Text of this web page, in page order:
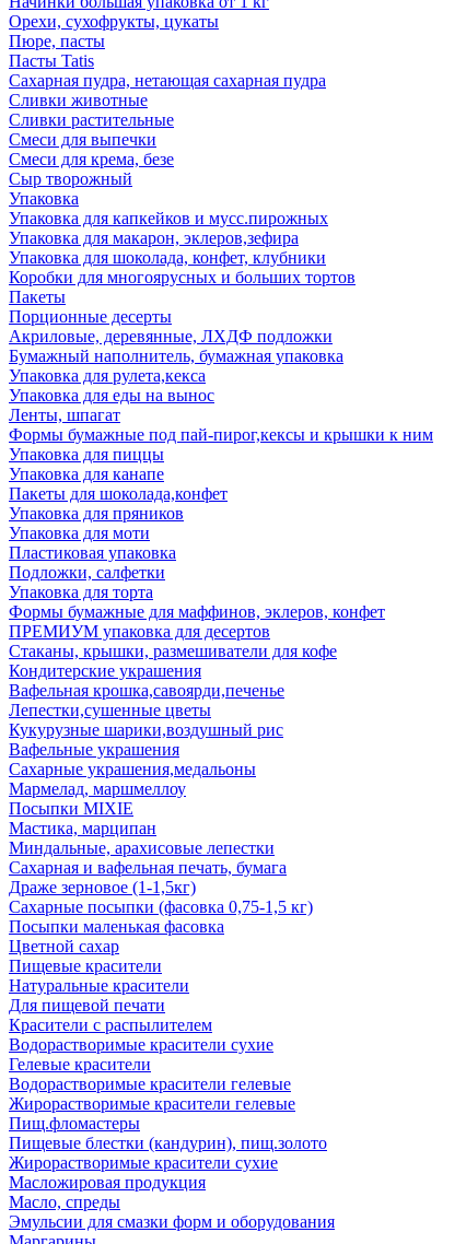
Орехи, сухофрукты, цукаты
Пюре, пасты
Пасты Tatis
Сахарная пудра, нетающая сахарная пудра
Сливки животные
Сливки растительные
Смеси для выпечки
Смеси для крема, безе
Сыр творожный
Упаковка
Упаковка для капкейков и мусс.пирожных
Упаковка для макарон, эклеров,зефира
Упаковка для шоколада, конфет, клубники
Коробки для многоярусных и больших тортов
Пакеты
Порционные десерты
Акриловые, деревянные, ЛХДФ подложки
Бумажный наполнитель, бумажная упаковка
Упаковка для рулета,кекса
Упаковка для еды на вынос
Ленты, шпагат
Формы бумажные под пай-пирог,кексы и крышки к ним
Упаковка для пиццы
Упаковка для канапе
Пакеты для шоколада,конфет
Упаковка для пряников
Упаковка для моти
Пластиковая упаковка
Подложки, салфетки
Упаковка для торта
Формы бумажные для маффинов, эклеров, конфет
ПРЕМИУМ упаковка для десертов
Стаканы, крышки, размешиватели для кофе
Кондитерские украшения
Вафельная крошка,савоярди,печенье
Лепестки,сушенные цветы
Кукурузные шарики,воздушный рис
Вафельные украшения
Сахарные украшения,медальоны
Мармелад, маршмеллоу
Посыпки MIXIE
Мастика, марципан
Миндальные, арахисовые лепестки
Сахарная и вафельная печать, бумага
Драже зерновое (1-1,5кг)
Сахарные посыпки (фасовка 0,75-1,5 кг)
Посыпки маленькая фасовка
Цветной сахар
Пищевые красители
Натуральные красители
Для пищевой печати
Красители с распылителем
Водорастворимые красители сухие
Гелевые красители
Водорастворимые красители гелевые
Жирорастворимые красители гелевые
Пищ.фломастеры
Пищевые блестки (кандурин), пищ.золото
Жирорастворимые красители сухие
Масложировая продукция
Масло, спреды
Эмульсии для смазки форм и оборудования